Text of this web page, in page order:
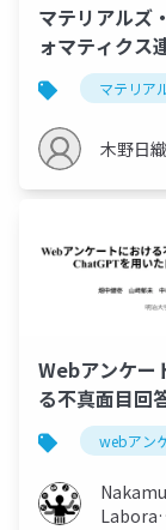
マテリアルズ
ォマティクス
ナー，回帰、
定、LLMによ
コード作成
マテリア
木野日織
Webアンケー
る不真面目回
ChatGPTを用
分類
webアン